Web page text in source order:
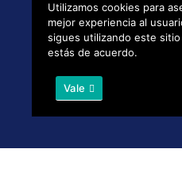
Utilizamos cookies para
mejor experiencia al
sigues utilizando este
estás de acuerdo.
Vale